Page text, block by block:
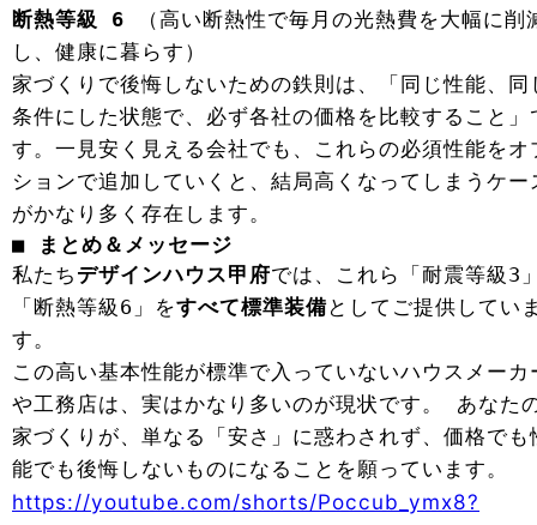
断熱等級 6 （高い断熱性で毎月の光熱費を大幅に削
し、健康に暮らす）
家づくりで後悔しないための鉄則は、「同じ性能、同
条件にした状態で、必ず各社の価格を比較すること」
す。一見安く見える会社でも、これらの必須性能をオ
ションで追加していくと、結局高くなってしまうケー
がかなり多く存在します。
■ まとめ＆メッセージ
私たち デザインハウス甲府では、これら「耐震等級3
「断熱等級6」をすべて標準装備としてご提供してい
す。
この高い基本性能が標準で入っていないハウスメーカ
や工務店は、実はかなり多いのが現状です。 あなた
家づくりが、単なる「安さ」に惑わされず、価格でも
能でも後悔しないものになることを願っています。
https://youtube.com/shorts/Poccub_ymx8?